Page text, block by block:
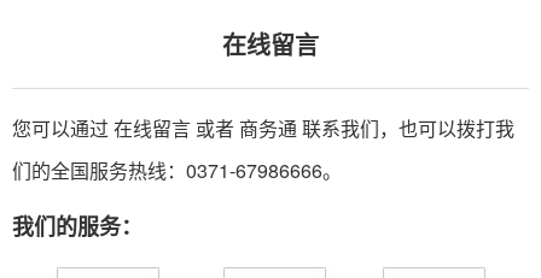
在线留言
您可以通过 在线留言 或者 商务通联系我们，也可以拨打我
们的全国服务热线：0371-67986666。
我们的服务：